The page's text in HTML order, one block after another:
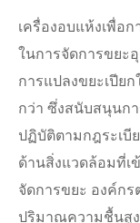
เครื่องอบแห้งเพื่อ
ในการจัดการขยะ
การแปลงขยะเปีย
กว่า ซึ่งสนับสนุนก
ปฏิบัติตามกฎระเบี
ด้านสิ่งแวดล้อมที่เ
จัดการขยะ องค์ก
ปริมาณความชื้นสูง